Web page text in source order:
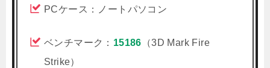
PCケース：ノートパソコン
ベンチマーク： 15186 （3D Mark Fire
Strike）